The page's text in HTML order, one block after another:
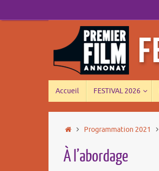
au
Accueil FESTIVAL 2026
Accueil
Programmation 2021
À l’abordage